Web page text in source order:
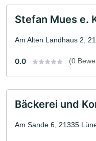
Stefan Mues e.
Am Alten Landhaus 2,
0.0 (0
Bäckerei und
Am Sande 6, 21335